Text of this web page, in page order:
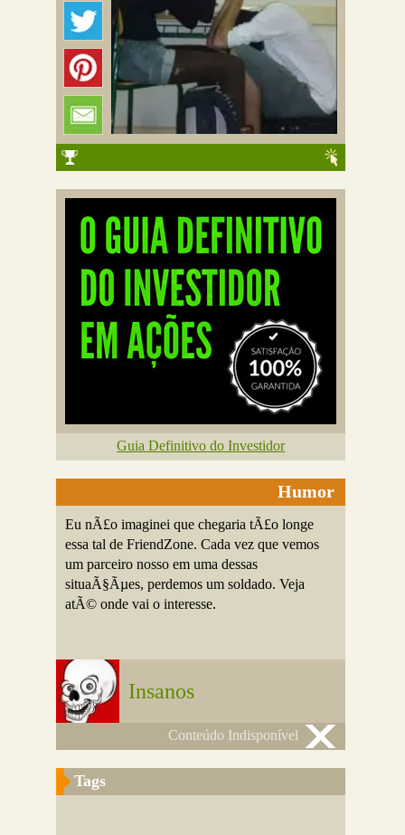
Guia Definitivo do Investidor
Humor
Eu nÃ£o imaginei que chegaria tÃ£o longe
essa tal de FriendZone. Cada vez que vemos
um parceiro nosso em uma dessas
situaÃ§Ãµes, perdemos um soldado. Veja
atÃ© onde vai o interesse.
Insanos
Conteúdo Indisponível
Tags